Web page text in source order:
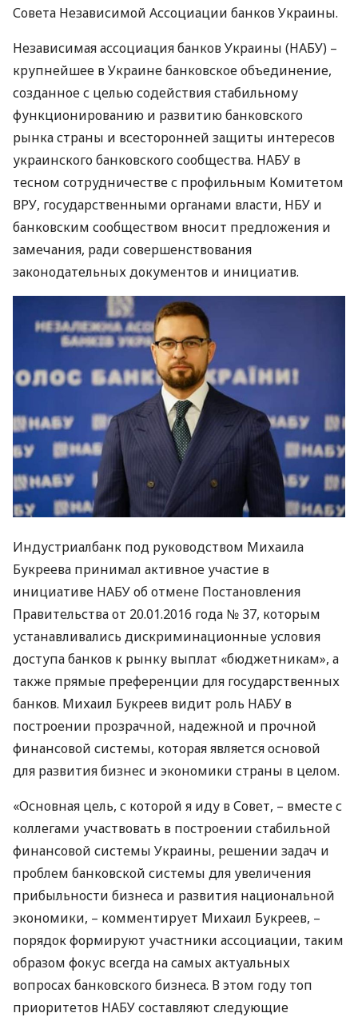
Совета Независимой Ассоциации банков Украины.
Независимая ассоциация банков Украины (НАБУ) –
крупнейшее в Украине банковское объединение,
созданное с целью содействия стабильному
функционированию и развитию банковского
рынка страны и всесторонней защиты интересов
украинского банковского сообщества. НАБУ в
тесном сотрудничестве с профильным Комитетом
ВРУ, государственными органами власти, НБУ и
банковским сообществом вносит предложения и
замечания, ради совершенствования
законодательных документов и инициатив.
Индустриалбанк под руководством Михаила
Букреева принимал активное участие в
инициативе НАБУоб отмене Постановления
Правительства от 20.01.2016 года № 37, которым
устанавливались дискриминационные условия
доступа банков к рынку выплат «бюджетникам», а
также прямые преференции для государственных
банков. Михаил Букреев видит роль НАБУ в
построении прозрачной, надежной и прочной
финансовой системы, которая является основой
для развития бизнес и экономики страны в целом.
«Основная цель, с которой я иду в Совет, – вместе с
коллегами участвовать в построении стабильной
финансовой системы Украины, решении задач и
проблем банковской системы для увеличения
прибыльности бизнеса и развития национальной
экономики, – комментирует Михаил Букреев, –
порядок формируют участники ассоциации, таким
образом фокус всегда на самых актуальных
вопросах банковского бизнеса. В этом году топ
приоритетов НАБУсоставляют следующие